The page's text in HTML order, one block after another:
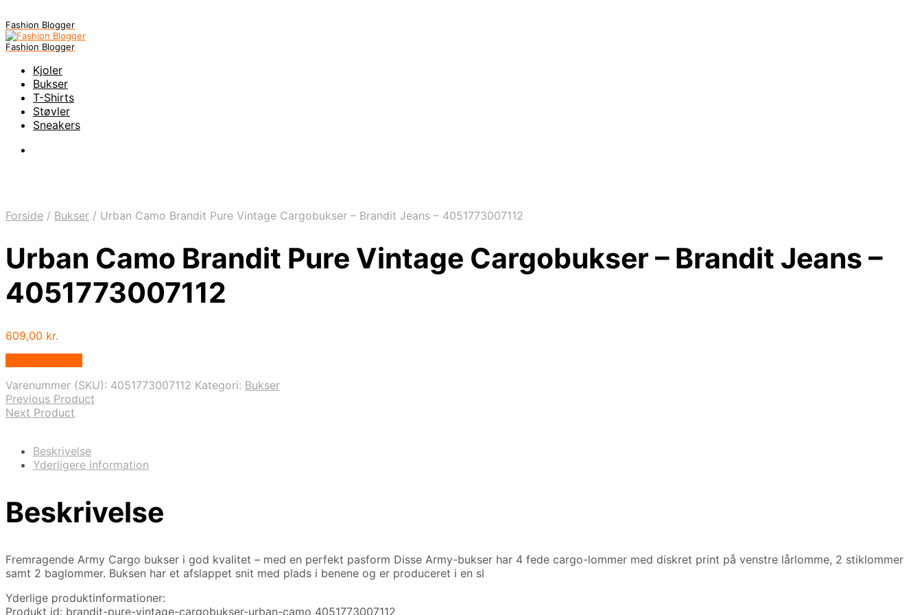
Fashion Blogger
Fashion Blogger
Kjoler
Bukser
T-Shirts
Støvler
Sneakers
Forside / Bukser / Urban Camo Brandit Pure Vintage Cargobukser – Brandit Jeans – 4051773007112
Urban Camo Brandit Pure Vintage Cargobukser – Brandit Jeans –
4051773007112
609,00 kr.
Varenummer (SKU): 4051773007112 Kategori: Bukser
Previous Product
Next Product
Beskrivelse
Yderligere information
Beskrivelse
Fremragende Army Cargo bukser i god kvalitet – med en perfekt pasform Disse Army-bukser har 4 fede cargo-lommer med diskret print på venstre lårlomme, 2 stiklommer
samt 2 baglommer. Buksen har et afslappet snit med plads i benene og er produceret i en sl
Yderlige produktinformationer:
Produkt id: brandit-pure-vintage-cargobukser-urban-camo 4051773007112